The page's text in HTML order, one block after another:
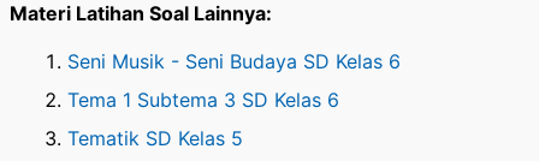
Materi Latihan Soal Lainnya:
Seni Musik - Seni Budaya SD Kelas 6
Tema 1 Subtema 3 SD Kelas 6
Tematik SD Kelas 5